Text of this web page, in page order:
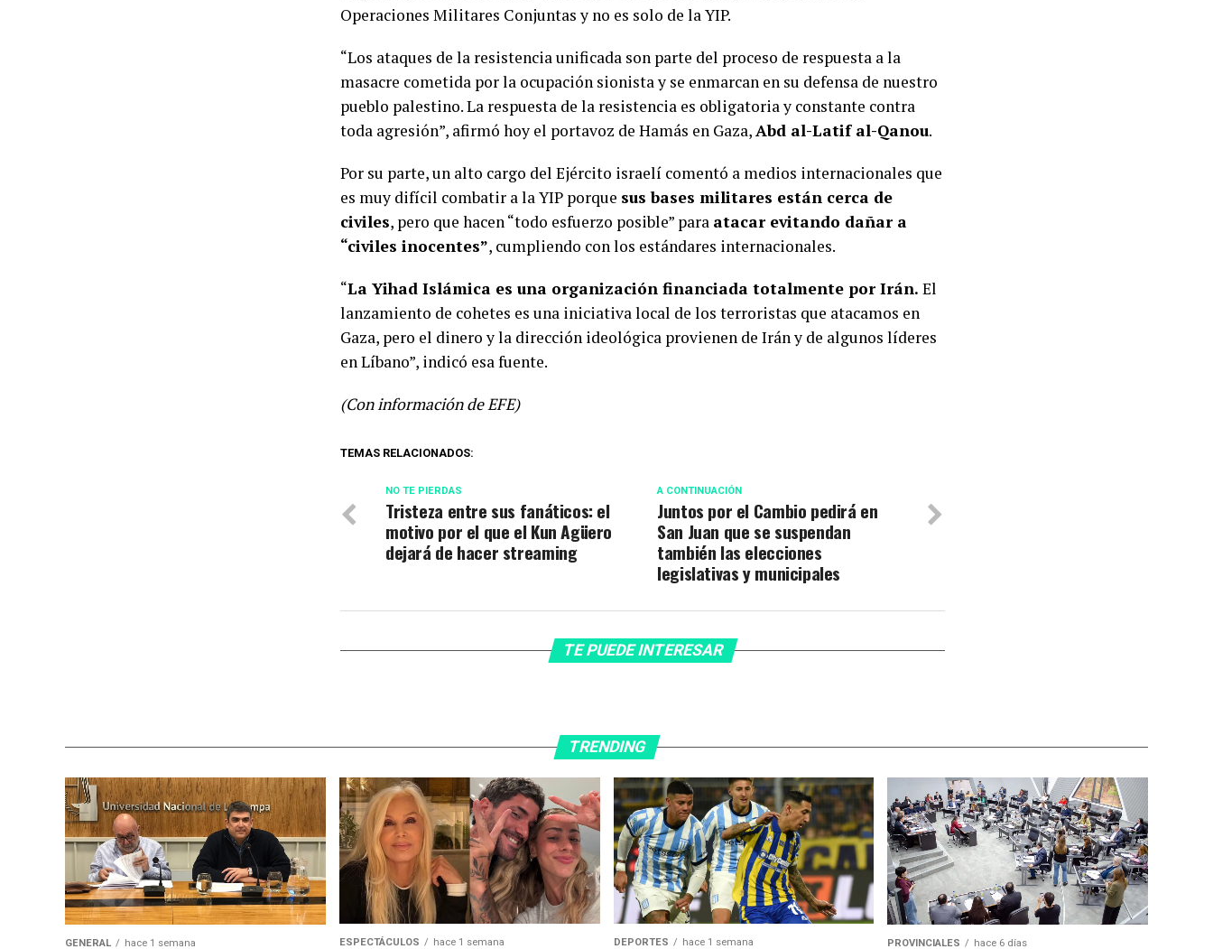
Operaciones Militares Conjuntas y no es solo de la YIP.
“Los ataques de la resistencia unificada son parte del proceso de respuesta a la
masacre cometida por la ocupación sionista y se enmarcan en su defensa de nuestro
pueblo palestino. La respuesta de la resistencia es obligatoria y constante contra
toda agresión”, afirmó hoy el portavoz de Hamás en Gaza,Abd al-Latif al-Qanou.
Por su parte, un alto cargo del Ejército israelí comentó a medios internacionales que
es muy difícil combatir a la YIP porque sus bases militares están cerca de
civiles, pero que hacen “todo esfuerzo posible” para atacar evitando dañar a
“civiles inocentes”, cumpliendo con los estándares internacionales.
“La Yihad Islámica es una organización financiada totalmente por Irán. El
lanzamiento de cohetes es una iniciativa local de los terroristas que atacamos en
Gaza, pero el dinero y la dirección ideológica provienen de Irán y de algunos líderes
en Líbano”, indicó esa fuente.
(Con información de EFE)
TEMAS RELACIONADOS:
A CONTINUACIÓN
Juntos por el Cambio pedirá en
San Juan que se suspendan
también las elecciones
legislativas y municipales
NO TE PIERDAS
Tristeza entre sus fanáticos: el
motivo por el que el Kun Agüero
dejará de hacer streaming
TE PUEDE INTERESAR
TRENDING
GENERAL hace 1 semana ESPECTÁCULOS hace 1 semana DEPORTES hace 1 semana PROVINCIALES hace 6 días